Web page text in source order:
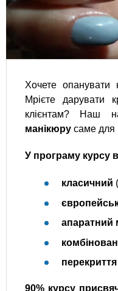
Хочете опанувати
Мрієте дарувати
клієнтам? Наш
манікюру саме для
У програму курсу
класичний
апаратний
90% курсу